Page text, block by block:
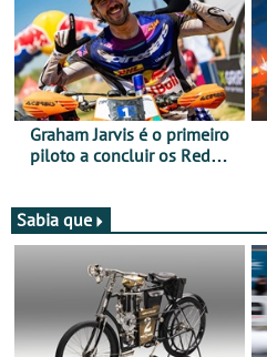
Graham Jarvis é o primeiro
piloto a concluir os Red
Sabia que